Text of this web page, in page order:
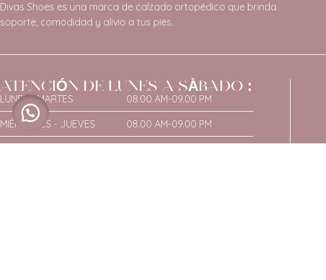
Divas Shoes es una marca de calzado ortopédico que brinda
soporte, comodidad y alivio a tus pies.
ATENCIÓN DE LUNES A SÀBADO :
LUNES - MARTES 08.00 AM-09.00 PM
MIÉRCOLES - JUEVES 08.00 AM-09.00 PM